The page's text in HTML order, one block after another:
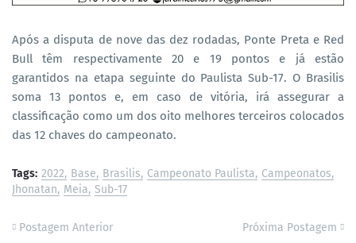
Após a disputa de nove das dez rodadas, Ponte Preta e Red
Bull têm respectivamente 20 e 19 pontos e já estão
garantidos na etapa seguinte do Paulista Sub-17. O Brasilis
soma 13 pontos e, em caso de vitória, irá assegurar a
classificação como um dos oito melhores terceiros colocados
das 12 chaves do campeonato.
Tags: 2022 Base Brasilis Campeonato Paulista Campeonatos
Jhonatan Meia Sub-17
Postagem Anterior Próxima Postagem